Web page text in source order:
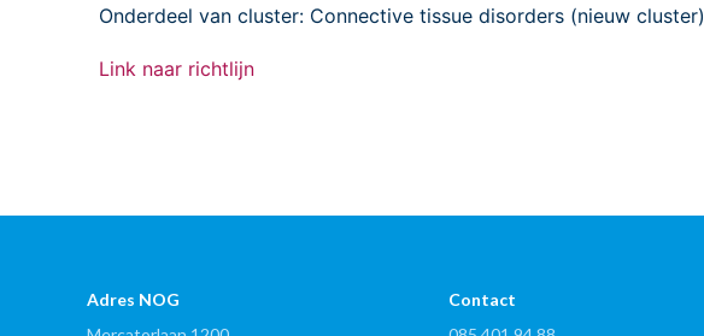
Onderdeel van cluster: Connective tissue disorders (nieuw cluster)
Link naar richtlijn
Adres NOG
Contact